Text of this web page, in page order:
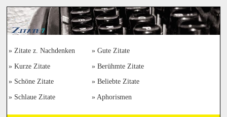
Zitate z. Nachdenken Gute Zitate
Kurze Zitate Berühmte Zitate
Schöne Zitate Beliebte Zitate
Schlaue Zitate Aphorismen